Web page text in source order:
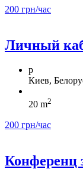
200 грн/час
Личный
p
Киев,
20 m2
200 грн/час
Конференц